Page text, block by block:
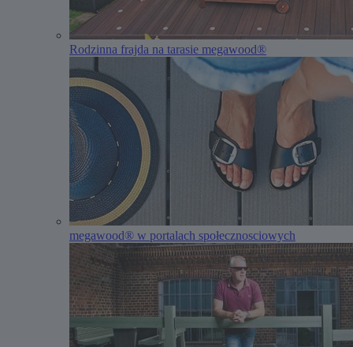
Rodzinna frajda na tarasie megawood®
megawood® w portalach społecznosciowych